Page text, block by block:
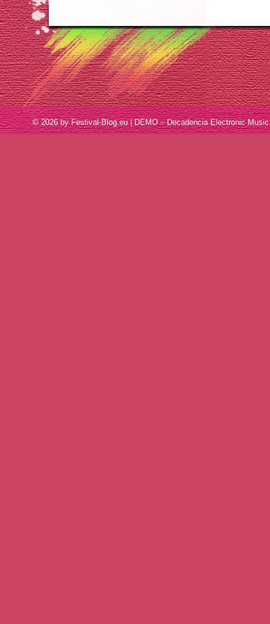
© 2026 by Festival-Blog.eu | DEMO – Decadencia Electronic